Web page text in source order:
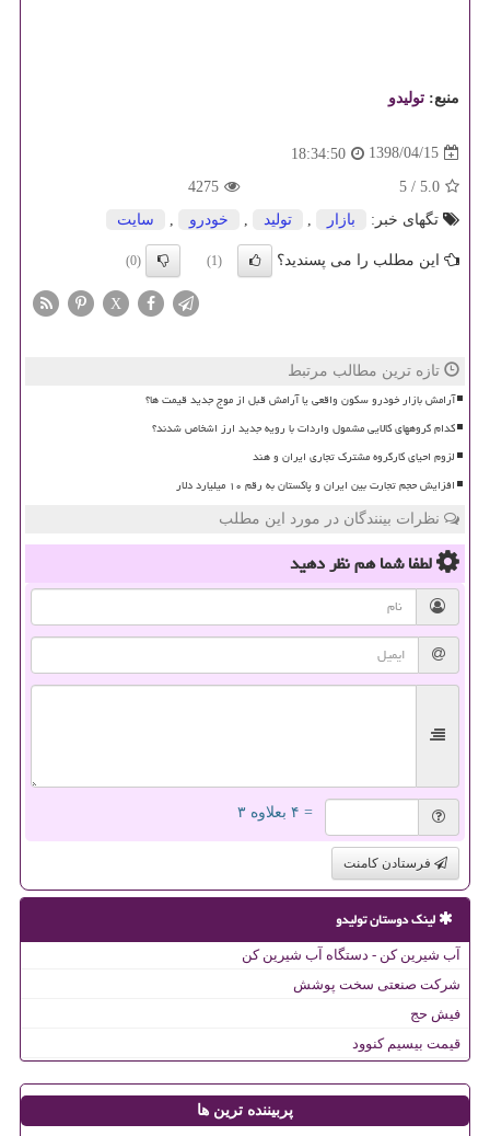
منبع: تولیدو
1398/04/15
18:34:50
5.0
/
5
4275
تگهای خبر:
بازار تولید خودرو سایت
این مطلب را می پسندید؟ (1)
(0)
X
تازه ترین مطالب مرتبط
آرامش بازار خودرو سکون واقعی یا آرامش قبل از موج جدید قیمت ها؟
کدام گروههای کالایی مشمول واردات با رویه جدید ارز اشخاص شدند؟
لزوم احیای کارگروه مشترک تجاری ایران و هند
افزایش حجم تجارت بین ایران و پاکستان به رقم ۱۰ میلیارد دلار
نظرات بینندگان در مورد این مطلب
لطفا شما همنظر دهید
= ۴ بعلاوه ۳
فرستادن کامنت
لینک دوستان تولیدو
آب شیرین کن - دستگاه آب شیرین کن
شرکت صنعتی سخت پوشش
فیش حج
قیمت بیسیم کنوود
پربیننده ترین ها